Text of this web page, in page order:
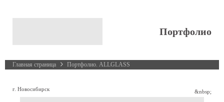
Портфолио
Главная страница Портфолио. ALLGLASS
г. Новосибирск &nbsp;